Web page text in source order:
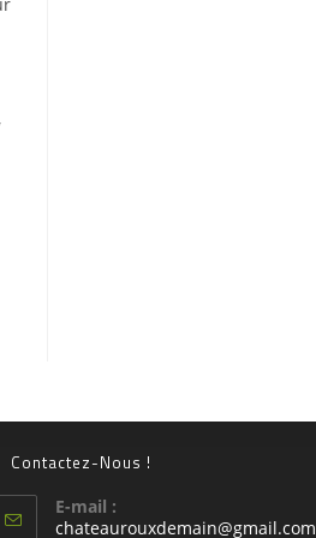
Contactez-Nous !
E-mail :
chateaurouxdemain@gmail.com